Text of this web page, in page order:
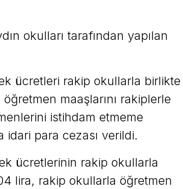
okulları tarafından yapılan
ücretleri rakip okullarla birlikte
maaşlarını rakiplerle
istihdam etmeme
para cezası verildi.
ücretlerinin rakip okullarla
lira, rakip okullarla öğretmen